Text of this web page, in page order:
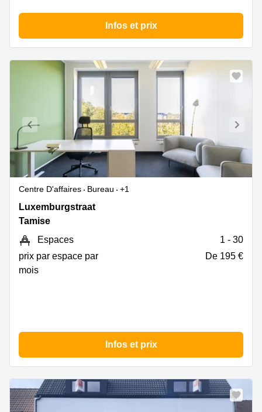
Infos et prix
Centre D'affaires Bureau
+1
Luxemburgstraat
20,
Luxemburgstraat
Tamise
Espaces
1 - 30
prix par espace par
mois
De 195 €
Infos et prix